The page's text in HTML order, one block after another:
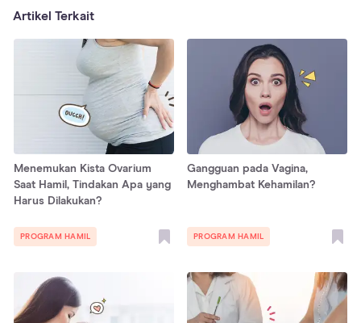
Artikel Terkait
Menemukan Kista Ovarium
Saat Hamil, Tindakan Apa yang
Harus Dilakukan?
PROGRAM HAMIL
Gangguan pada Vagina,
Menghambat Kehamilan?
PROGRAM HAMIL